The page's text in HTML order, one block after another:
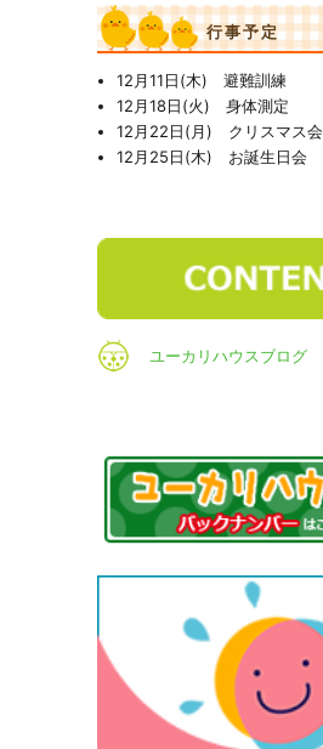
行事予定
12月11日(木) 避難訓練
12月18日(火) 身体測定
12月22日(月) クリスマス会
12月25日(木) お誕生日会
ユーカリハウスブログ